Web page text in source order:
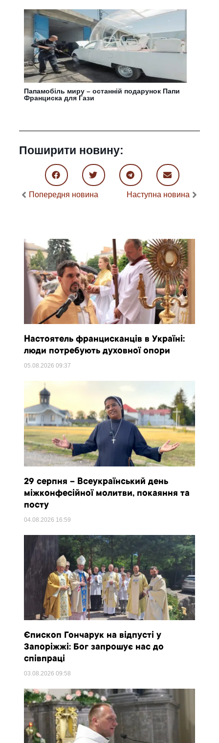
Папамобіль миру – останній подарунок Папи
Франциска для Гази
Поширити новину:
Попередня новина Наступна новина
Настоятель францисканців в Україні:
люди потребують духовної опори
05.08.202609:37
29 серпня – Всеукраїнський день
міжконфесійної молитви, покаяння та
посту
04.08.2026 16:59
Єпископ Гончарук на відпусті у
Запоріжжі: Бог запрошує нас до
співпраці
03.08.202609:58